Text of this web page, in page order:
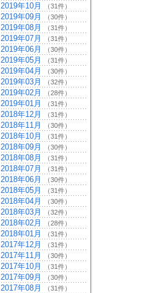
2019年10月 （31件）
2019年09月 （30件）
2019年08月 （31件）
2019年07月 （31件）
2019年06月 （30件）
2019年05月 （31件）
2019年04月 （30件）
2019年03月 （32件）
2019年02月 （28件）
2019年01月 （31件）
2018年12月 （31件）
2018年11月 （30件）
2018年10月 （31件）
2018年09月 （30件）
2018年08月 （31件）
2018年07月 （31件）
2018年06月 （30件）
2018年05月 （31件）
2018年04月 （30件）
2018年03月 （32件）
2018年02月 （28件）
2018年01月 （31件）
2017年12月 （31件）
2017年11月 （30件）
2017年10月 （31件）
2017年09月 （30件）
2017年08月 （31件）